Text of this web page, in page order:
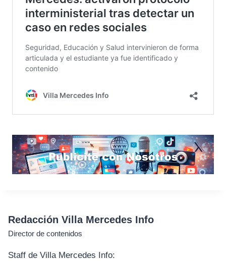
Redacción Villa Mercedes Info
Director de contenidos
Staff de Villa Mercedes Info: